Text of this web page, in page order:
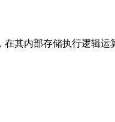
其内部存储执行逻辑